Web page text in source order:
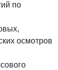
по
осмотров